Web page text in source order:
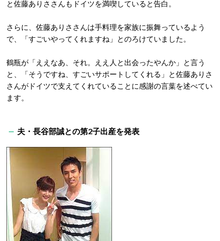
と佐藤ありささんもドイツを満喫していると告白。
さらに、佐藤ありささんは手料理を家族に振舞っているよう
で、「すごいやってくれますね」とのろけていました。
鶴瓶が「ええなあ、それ。ええ人と出会ったやんか」と言う
と、「そうですね、すごいサポートしてくれる」と佐藤ありさ
さんがドイツで支えてくれていることに感謝の言葉を述べてい
ます。
夫・長谷部誠との第2子出産を発表